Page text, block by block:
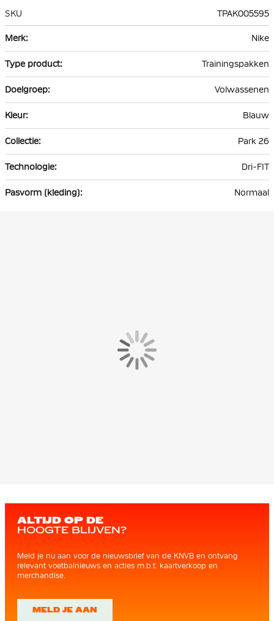
SKU
TPAK005595
informatie
Nike
Trainingspakken
Volwassenen
Blauw
Park 26
Dri-FIT
Normaal
ALTIJD OP DE
HOOGTE BLIJVEN?
Meld je nu aan voor de nieuwsbrief van de KNVB en ontvang
relevant voetbalnieuws en acties m.b.t. kaartverkoop en
merchandise.
MELD JE AAN